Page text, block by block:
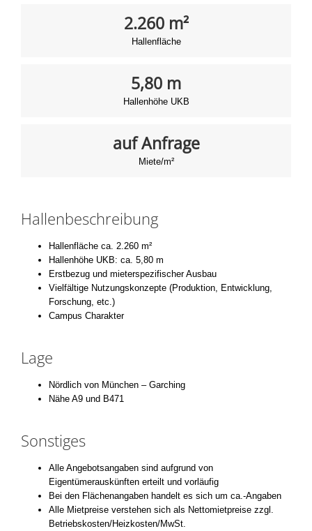
2.260 m²
Hallenfläche
5,80 m
Hallenhöhe UKB
auf Anfrage
Miete/m²
Hallenbeschreibung
Hallenfläche ca. 2.260 m²
Hallenhöhe UKB: ca. 5,80 m
Erstbezug und mieterspezifischer Ausbau
Vielfältige Nutzungskonzepte (Produktion, Entwicklung,
Forschung, etc.)
Campus Charakter
Lage
Nördlich von München – Garching
Nähe A9 und B471
Sonstiges
Alle Angebotsangaben sind aufgrund von
Eigentümerauskünften erteilt und vorläufig
Bei den Flächenangaben handelt es sich um ca.-Angaben
Alle Mietpreise verstehen sich als Nettomietpreise zzgl.
Betriebskosten/Heizkosten/MwSt.